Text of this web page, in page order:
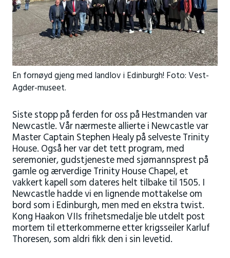
En fornøyd gjeng med landlov i Edinburgh! Foto: Vest-
Agder-museet.
Siste stopp på ferden for oss på Hestmanden var
Newcastle. Vår nærmeste allierte i Newcastle var
Master Captain Stephen Healy på selveste Trinity
House. Også her var det tett program, med
seremonier, gudstjeneste med sjømannsprest på
gamle og ærverdige Trinity House Chapel, et
vakkert kapell som dateres helt tilbake til 1505. I
Newcastle hadde vi en lignende mottakelse om
bord som i Edinburgh, men med en ekstra twist.
Kong Haakon VIIs frihetsmedalje ble utdelt post
mortem til etterkommerne etter krigsseiler Karluf
Thoresen, som aldri fikk den i sin levetid.